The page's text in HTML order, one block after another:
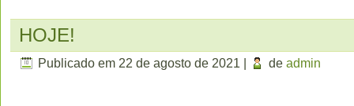
HOJE!
Publicado em 22 de agosto de 2021 de admin